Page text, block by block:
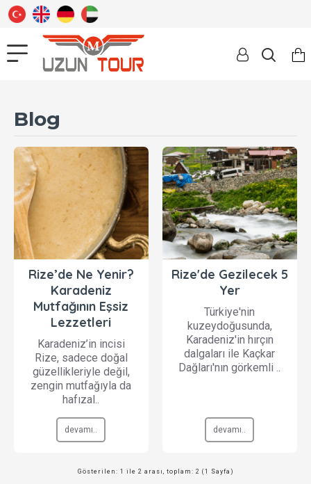
Blog
Rize’de Ne Yenir?
Karadeniz
Mutfağının Eşsiz
Lezzetleri
Karadeniz’in incisi
Rize, sadece doğal
güzellikleriyle değil,
zengin mutfağıyla da
hafızal..
devamı..
Rize'de Gezilecek 5
Yer
Türkiye'nin
kuzeydoğusunda,
Karadeniz'in hırçın
dalgaları ile Kaçkar
Dağları'nın görkemli ..
devamı..
Gösterilen: 1 ile 2 arası, toplam: 2 (1 Sayfa)